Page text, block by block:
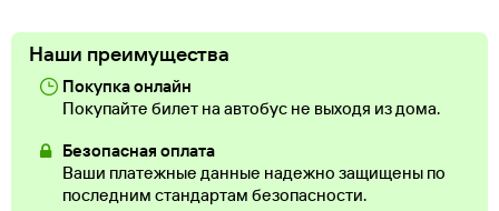
Наши преимущества
Покупка онлайн
Покупайте билет на автобус не выходя из дома.
Безопасная оплата
Ваши платежные данные надежно защищены по
последним стандартам безопасности.